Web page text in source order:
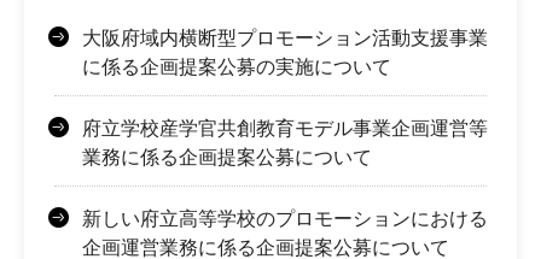
大阪府域内横断型プロモーション活動支援事業
に係る企画提案公募の実施について
府立学校産学官共創教育モデル事業企画運営等
業務に係る企画提案公募について
新しい府立高等学校のプロモーションにおける
企画運営業務に係る企画提案公募について